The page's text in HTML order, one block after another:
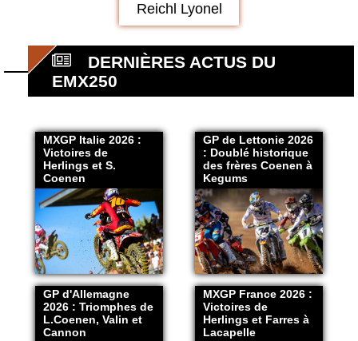
Reichl Lyonel
DERNIÈRES ACTUS DU
EMX250
MXGP Italie 2026 :
Victoires de
Herlings et S.
Coenen
GP de Lettonie 2026
: Doublé historique
des frères Coenen à
Kegums
GP d'Allemagne
2026 : Triomphes de
L.Coenen, Valin et
Cannon
MXGP France 2026 :
Victoires de
Herlings et Farres à
Lacapelle